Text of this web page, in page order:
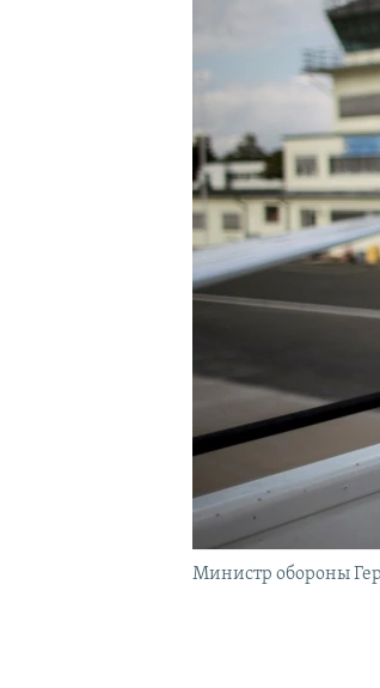
УКРАИНСКАЯ ПРОБЛЕМА КРЫМА
Министр обороны